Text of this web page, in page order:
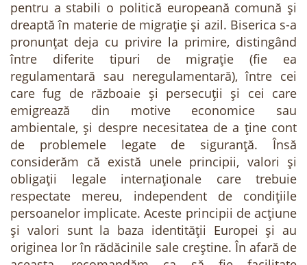
pentru a stabili o politică europeană comună și
dreaptă în materie de migrație și azil. Biserica s-a
pronunțat deja cu privire la primire, distingând
între diferite tipuri de migrație (fie ea
regulamentară sau neregulamentară), între cei
care fug de războaie și persecuții și cei care
emigrează din motive economice sau
ambientale, și despre necesitatea de a ține cont
de problemele legate de siguranță. Însă
considerăm că există unele principii, valori și
obligații legale internaționale care trebuie
respectate mereu, independent de condițiile
persoanelor implicate. Aceste principii de acțiune
și valori sunt la baza identității Europei și au
originea lor în rădăcinile sale creștine. În afară de